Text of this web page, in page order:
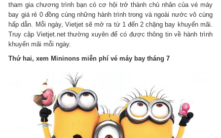
tham gia chương trình bạn có cơ hội trở thành chủ nhân của vé máy
bay giá rẻ 0 đồng cùng những hành trình trong và ngoài nước vô cùng
hấp dẫn. Mỗi ngày, Vietjet sẽ mở ra từ 1 đến 2 chặng bay khuyến mãi.
Truy cập Vietjet.net thường xuyên để có được thông tin về hành trình
khuyến mãi mỗi ngày.
Thứ hai, xem Mininons miễn phí vé máy bay tháng 7